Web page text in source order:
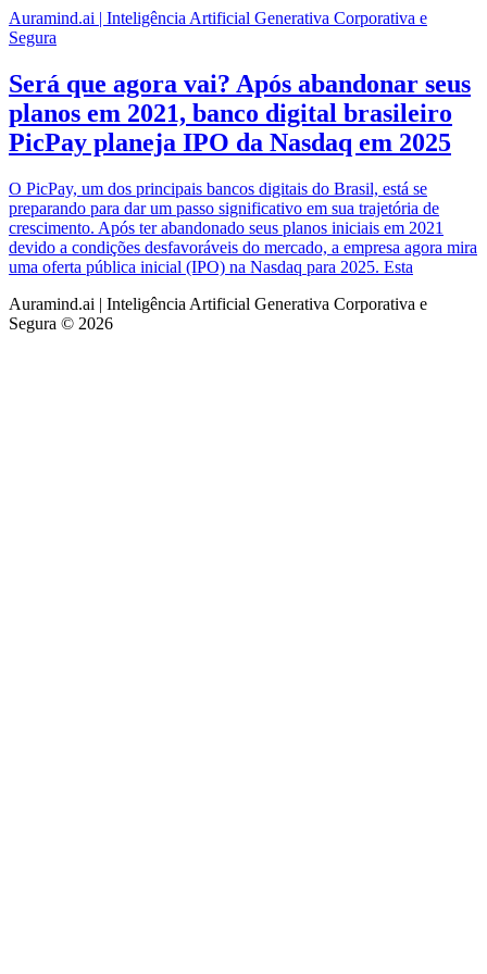
Auramind.ai | Inteligência Artificial Generativa Corporativa e
Segura
Será que agora vai? Após abandonar seus
planos em 2021, banco digital brasileiro
PicPay planeja IPO da Nasdaq em 2025
O PicPay, um dos principais bancos digitais do Brasil, está se
preparando para dar um passo significativo em sua trajetória de
crescimento. Após ter abandonado seus planos iniciais em 2021
devido a condições desfavoráveis do mercado, a empresa agora mira
uma oferta pública inicial (IPO) na Nasdaq para 2025. Esta
Auramind.ai | Inteligência Artificial Generativa Corporativa e
Segura © 2026